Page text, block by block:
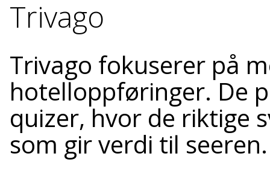
Trivago
Trivago fokuserer på
hotelloppføringer. De
quizer, hvor de riktige
som gir verdi til seeren.